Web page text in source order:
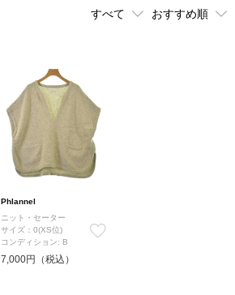
Phlannel
ニット・セーター
サイズ：0(XS位)
コンディション: B
7,000円（税込）